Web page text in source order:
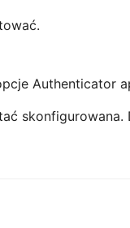
Authenticator
skonfigurowana.